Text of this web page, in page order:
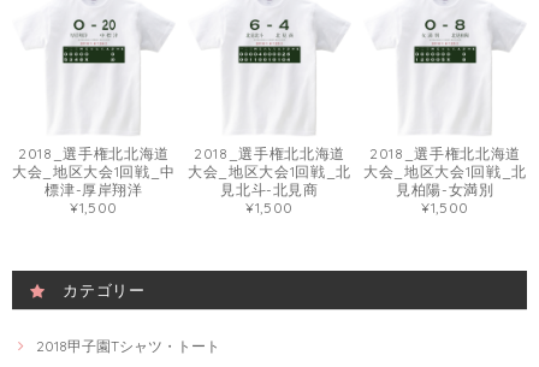
2018_選手権北北海道
大会_地区大会1回戦_中
標津-厚岸翔洋
¥1,500
2018_選手権北北海道
大会_地区大会1回戦_北
見北斗-北見商
¥1,500
2018_選手権北北海道
大会_地区大会1回戦_北
見柏陽-女満別
¥1,500
カテゴリー
2018甲子園Tシャツ・トート